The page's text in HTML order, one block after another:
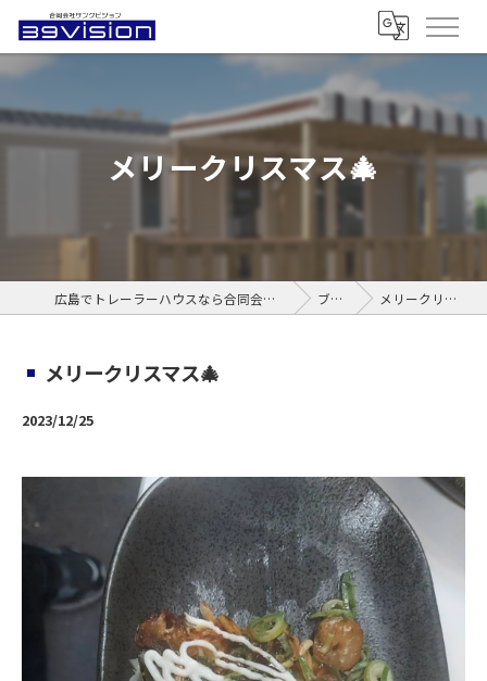
メリークリスマス🎄
広島でトレーラーハウスなら合同会社サンクビジョン ブログ メリークリスマス🎄
メリークリスマス🎄
2023/12/25